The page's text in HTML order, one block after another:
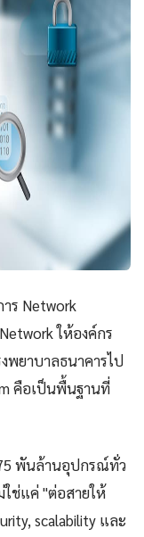
ร Network
ให้องค์กร
พยาบาลธนาคารไป
คือเป็นพื้นฐานที่
พันล้านอุปกรณ์ทั่ว
ช่แค่ "ต่อสายให้
scalability และ